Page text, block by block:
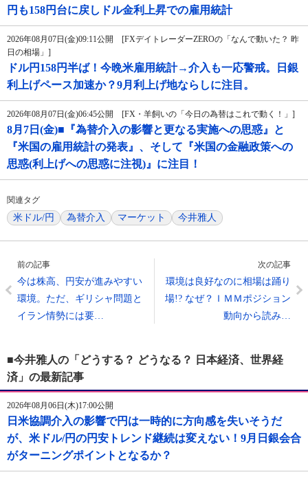
円も158円台に戻しドル金利上昇での雇用統計
2026年08月07日(金)09:11公開 [FXデイトレーダーZEROの「なんで動いた？ 昨
日の相場」]
ドル円158円半ば！今晩米雇用統計→介入も一応警戒。日銀
利上げペース加速か？9月利上げ地ならしに注目。
2026年08月07日(金)06:45公開 [FX・羊飼いの「今日の為替はこれで動く！」]
8月7日(金)■『為替介入の影響と更なる実施への思惑』と
『米国の雇用統計の発表』、そして『米国の金融政策への
思惑(利上げへの思惑に注視)』に注目！
関連タグ
米ドル/円 為替介入 マーケット 今井雅人
前の記事
今は株高、円安が進みやすい
環境。ただ、ギリシャ問題と
イラン情勢には要…
次の記事
環境は良好なのに相場は踊り
場!? なぜ？ＩＭＭポジション
動向から読み…
■今井雅人の「どうする？ どうなる？ 日本経済、世界経
済」の最新記事
2026年08月06日(木)17:00公開
日米協調介入の影響で円は一時的に方向感を失いそうだ
が、米ドル/円の円安トレンド継続は変えない！9月日銀会合
がターニングポイントとなるか？